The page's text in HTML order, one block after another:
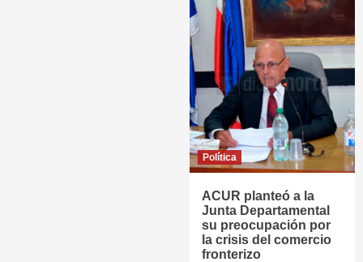
Política
ACUR planteó a la
Junta Departamental
su preocupación por
la crisis del comercio
fronterizo